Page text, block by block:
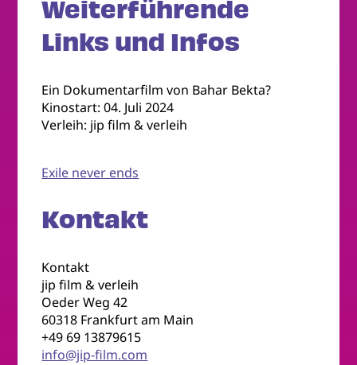
Weiterführende
Links und Infos
Ein Dokumentarfilm von Bahar Bekta?
Kinostart: 04. Juli 2024
Verleih: jip film & verleih
Exile never ends
Kontakt
Kontakt
jip film & verleih
Oeder Weg 42
60318 Frankfurt am Main
+49 69 13879615
info@jip-film.com